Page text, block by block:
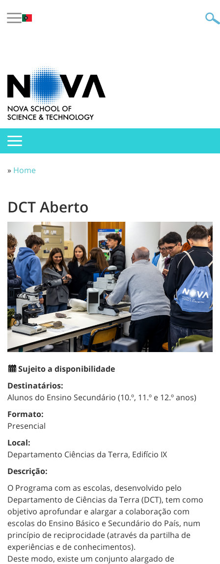
» Home
DCT Aberto
Sujeito a disponibilidade
Destinatários:
Alunos do Ensino Secundário (10.º, 11.º e 12.º anos)
Formato:
Presencial
Local:
Departamento Ciências da Terra, Edifício IX
Descrição:
O Programa com as escolas, desenvolvido pelo
Departamento de Ciências da Terra (DCT), tem como
objetivo aprofundar e alargar a colaboração com
escolas do Ensino Básico e Secundário do País, num
princípio de reciprocidade (através da partilha de
experiências e de conhecimentos).
Deste modo, existe um conjunto alargado de